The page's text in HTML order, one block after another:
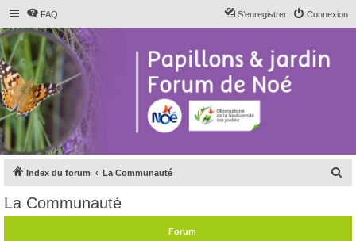
FAQ Connexion
S’enregistrer
Index du forum La Communauté
La Communauté
Forum